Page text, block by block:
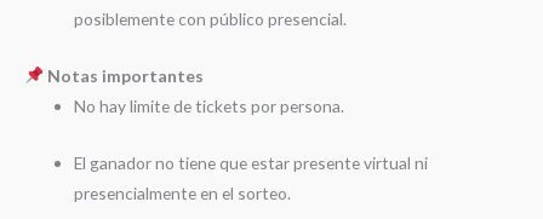
posiblemente con público presencial.
Notas importantes
No hay limite de tickets por persona.
El ganador no tiene que estar presente virtual ni
presencialmente en el sorteo.